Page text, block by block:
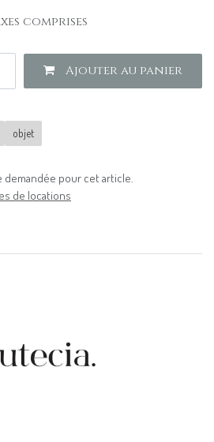
comprises
Ajouter au panier
objet
pour cet article.
de locations